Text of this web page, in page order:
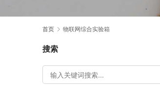
首页 物联网综合实验箱
搜索